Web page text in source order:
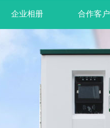
企业相册 合作客户